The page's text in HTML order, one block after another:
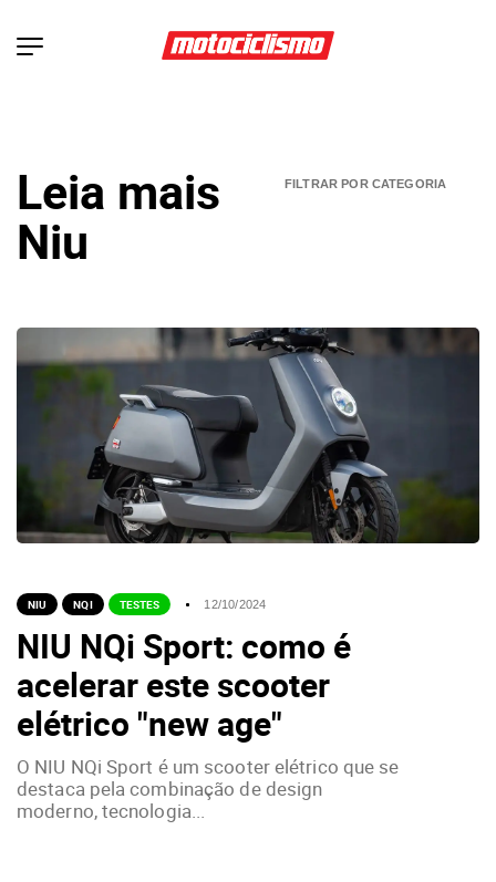
Leia mais
Niu
NIU NQI TESTES 12/10/2024
NIU NQi Sport: como é
acelerar este scooter
elétrico "new age"
O NIU NQi Sport é um scooter elétrico que se
destaca pela combinação de design
moderno, tecnologia...